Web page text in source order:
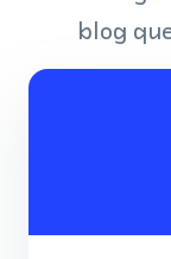
blog